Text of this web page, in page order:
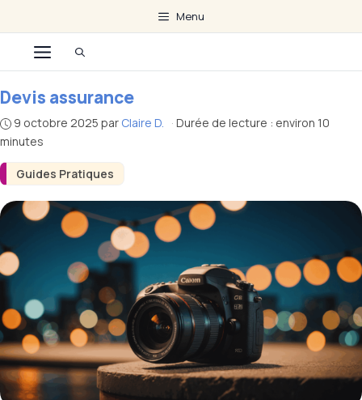
au
contenu
Menu
Menu
Guides Pratiques
Devis assurance
9 octobre 2025 par Claire D. · Durée de lecture : environ 10
minutes